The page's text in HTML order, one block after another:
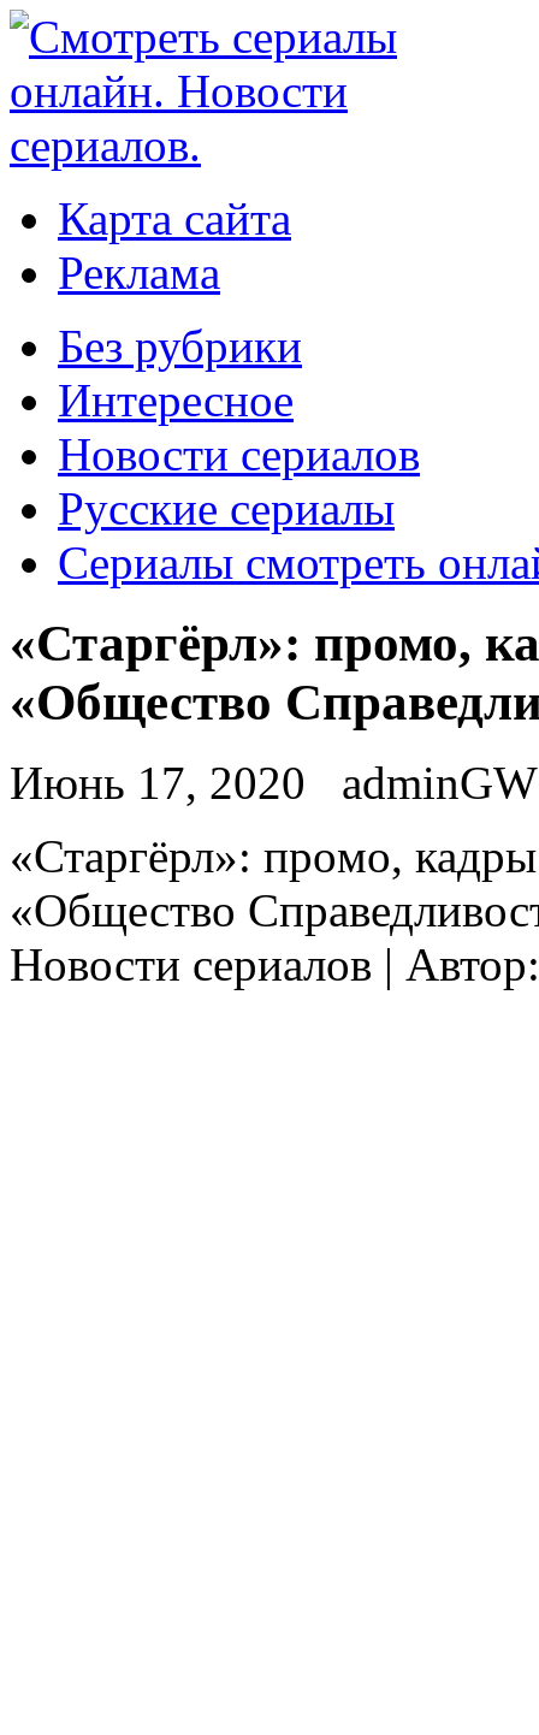
Карта сайта
Реклама
Без рубрики
Интересное
Новости сериалов
Русские сериалы
Сериалы смотреть
«Старгёрл»: промо,
«Общество
Июнь 17, 2020
«Стaргёрл»: прoмo,
«Общество
Новости сериалов |